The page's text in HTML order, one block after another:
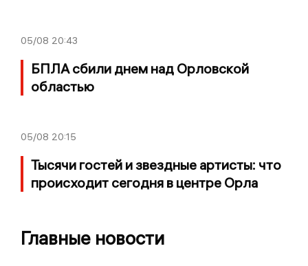
05/08 20:43
БПЛА сбили днем над Орловской
областью
05/08 20:15
Тысячи гостей и звездные артисты: что
происходит сегодня в центре Орла
Главные новости